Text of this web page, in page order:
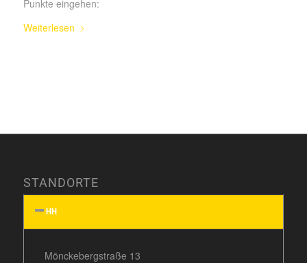
Punkte eingehen:
Weiterlesen
STANDORTE
HH
Mönckebergstraße 13